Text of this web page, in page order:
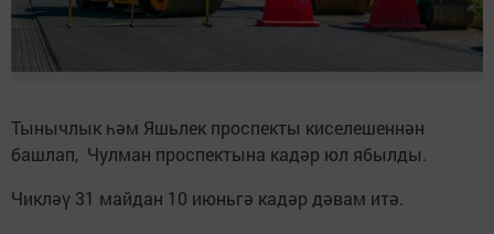
Тынычлык һәм Яшьлек проспекты киселешеннән
башлап, Чулман проспектына кадәр юл ябылды.
Чикләү 31 майдан 10 июньгә кадәр дәвам итә.